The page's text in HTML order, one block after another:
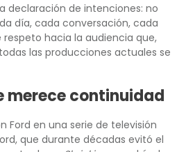
declaración de intenciones: no
día, cada conversación, cada
respeto hacia la audiencia que,
las producciones actuales se
merece continuidad
Ford en una serie de televisión
que durante décadas evitó el